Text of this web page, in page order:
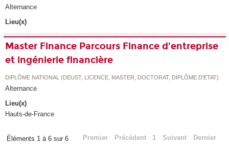
Alternance
Lieu(x)
Master Finance Parcours Finance d'entreprise
et ingénierie financière
DIPLÔME NATIONAL (DEUST, LICENCE, MASTER, DOCTORAT, DIPLÔME D'ETAT)
Alternance
Lieu(x)
Hauts-de-France
Éléments 1 à 6 sur 6 Premier Précédent 1 Suivant Dernier